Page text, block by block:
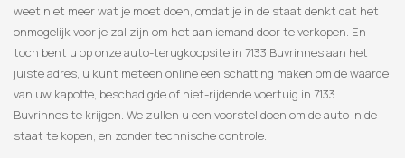
weet niet meer wat je moet doen, omdat je in de staat denkt dat het
onmogelijk voor je zal zijn om het aan iemand door te verkopen. En
toch bent u op onze auto-terugkoopsite in 7133 Buvrinnes aan het
juiste adres, u kunt meteen online een schatting maken om de waarde
van uw kapotte, beschadigde of niet-rijdende voertuig in 7133
Buvrinnes te krijgen. We zullen u een voorstel doen om de auto in de
staat te kopen, en zonder technische controle.